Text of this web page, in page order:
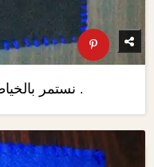
نستمر بالخياطة الى ان نصل الى هذا الشكل .